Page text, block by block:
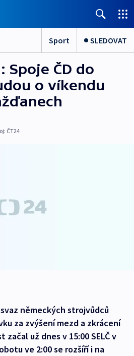
Sport SLEDOVAT
Spoje ČD do
o víkendu
ČT24
německých strojvůdců
za zvýšení mezd a zkrácení
už dnes v 15:00 SELČ v
ve 2:00 se rozšíří i na